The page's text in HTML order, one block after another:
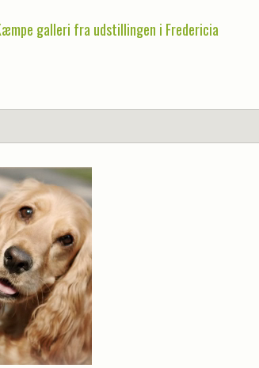
galleri fra udstillingen i Fredericia